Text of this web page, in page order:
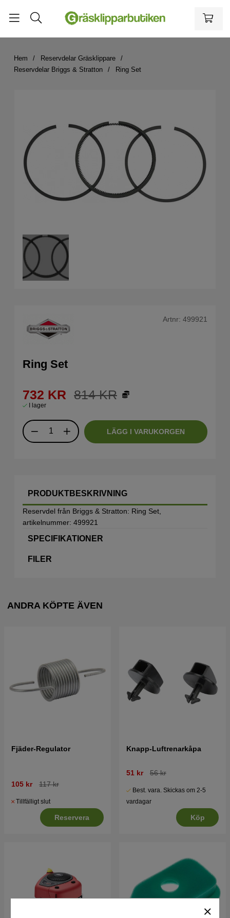
Hem
Reservdelar Gräsklippare
Reservdelar Briggs & Stratton
Ring Set
Artnr: 499921
Ring Set
814KR
732 KR
I lager
LÄGG I VARUKORGEN
PRODUKTBESKRIVNING
Reservdel från Briggs & Stratton: Ring Set,
artikelnummer: 499921
SPECIFIKATIONER
FILER
ANDRA KÖPTE ÄVEN
Fjäder-Regulator
105 kr 117 kr
Tillfälligt slut
Reservera
Knapp-Luftrenarkåpa
51 kr 56 kr
Best. vara. Skickas om 2-5
vardagar
Köp